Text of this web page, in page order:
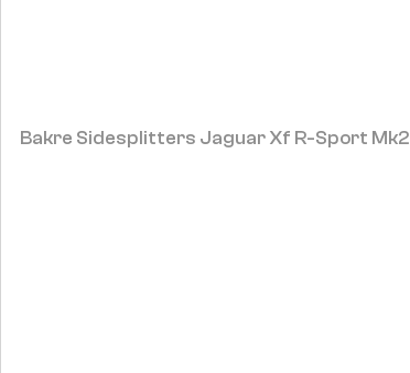
Bakre Sidesplitters Jaguar Xf R-Sport Mk2